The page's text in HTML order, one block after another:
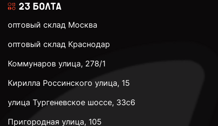
оптовый склад Москва
оптовый склад Краснодар
Коммунаров улица, 278/1
Кирилла Россинского улица, 15
улица Тургеневское шоссе, 33с6
Пригородная улица, 105